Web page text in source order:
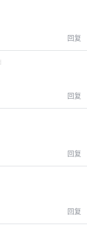
回复
回复
回复
回复